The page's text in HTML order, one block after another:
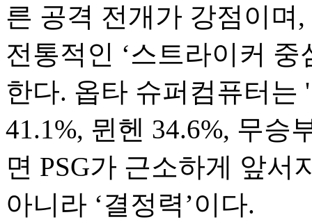
른 공격 전개가 강점이며
전통적인 ‘스트라이커
한다. 옵타 슈퍼컴퓨터는
41.1%, 뮌헨 34.6%, 무승
면 PSG가 근소하게 앞
아니라 ‘결정력’이다.